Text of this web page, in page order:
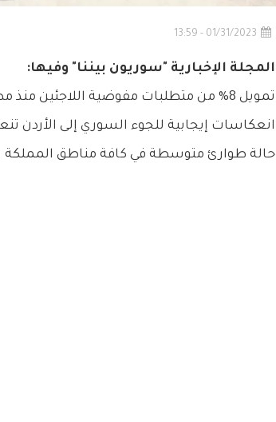
01/31/2023 - 13:59
المجلة الإخبارية "سوريون بيننا" وفيها:
تمويل 8% من متطلبات مفوضية اللاجئين منذ مطلع العام الحالي
انعكاسات إيجابية للجوء السوري إلى الأردن
حالة طوارئ متوسطة في كافة مناطق المملكة